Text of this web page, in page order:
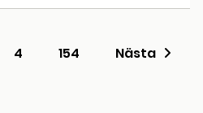
4 154 Nästa